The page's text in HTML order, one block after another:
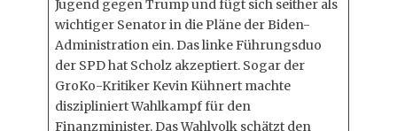
Jugend gegen Trump und fügt sich seither als
wichtiger Senator in die Pläne der Biden-
Administration ein. Das linke Führungsduo
der SPD hat Scholz akzeptiert. Sogar der
GroKo-Kritiker Kevin Kühnert machte
diszipliniert Wahlkampf für den
Finanzminister. Das Wahlvolk schätzt den